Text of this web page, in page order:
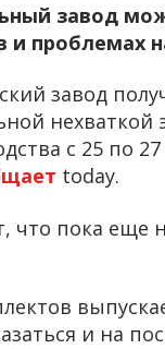
завод
проблемах
завод
с 25 по 27
today.
что пока еще
и на